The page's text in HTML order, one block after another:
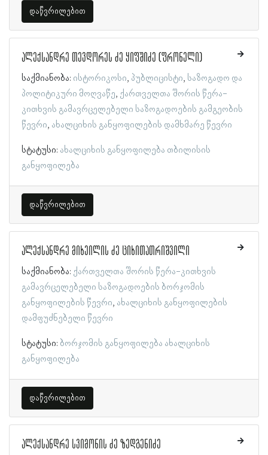
დაწვრილებით
ალექსანდრე თევდორეს ძე ყიფშიძე (ფრონელი)
საქმიანობა: ისტორიკოსი პუბლიცისტი საზოგადო და
პოლიტიკური მოღვაწე ქართველთა შორის წერა-
კითხვის გამავრცელებელი საზოგადოების გამგეობის
წევრი ახალციხის განყოფილების დამხმარე წევრი
სტატუსი: ახალციხის განყოფილება თბილისის
განყოფილება
დაწვრილებით
ალექსანდრე მიხეილის ძე ციხითათრიშვილი
საქმიანობა: ქართველთა შორის წერა-კითხვის
გამავრცელებელი საზოგადოების ბორჯომის
განყოფილების წევრი ახალციხის განყოფილების
დამფუძნებელი წევრი
სტატუსი: ბორჯომის განყოფილება ახალციხის
განყოფილება
დაწვრილებით
ალექსანდრე სვიმონის ძე ზედგენიძე